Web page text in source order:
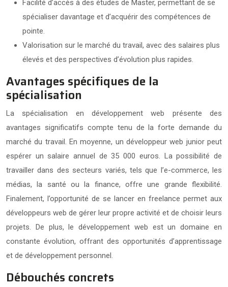
Facilité d’accès à des études de Master, permettant de se
spécialiser davantage et d’acquérir des compétences de
pointe.
Valorisation sur le marché du travail, avec des salaires plus
élevés et des perspectives d’évolution plus rapides.
Avantages spécifiques de la
spécialisation
La spécialisation en développement web présente des
avantages significatifs compte tenu de la forte demande du
marché du travail. En moyenne, un développeur web junior peut
espérer un salaire annuel de 35 000 euros. La possibilité de
travailler dans des secteurs variés, tels que l’e-commerce, les
médias, la santé ou la finance, offre une grande flexibilité.
Finalement, l’opportunité de se lancer en freelance permet aux
développeurs web de gérer leur propre activité et de choisir leurs
projets. De plus, le développement web est un domaine en
constante évolution, offrant des opportunités d’apprentissage
et de développement personnel.
Débouchés concrets